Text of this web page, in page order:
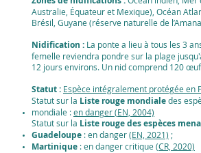
Australie, Équateur et Mexique), Océan
Brésil, Guyane (réserve naturelle de
Nidification : La ponte a lieu à tous les 3
femelle reviendra pondre sur la plage
12 jours environs. Un nid comprend 120
Statut : Espèce intégralement protégée en
Statut sur la Liste rouge mondialedes
mondiale :en danger (EN, 2004)
Statut sur la Liste rouge des espèces
Guadeloupe : en danger(EN, 2021) ;
Martinique : en danger critique (CR, 2020)